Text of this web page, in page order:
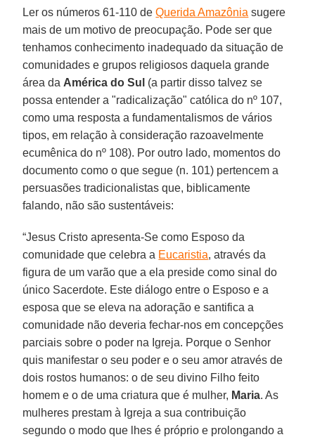
Ler os números 61-110 deQuerida Amazônia sugere
mais de um motivo de preocupação. Pode ser que
tenhamos conhecimento inadequado da situação de
comunidades e grupos religiosos daquela grande
área da América do Sul (a partir disso talvez se
possa entender a "radicalização" católica do nº 107,
como uma resposta a fundamentalismos de vários
tipos, em relação à consideração razoavelmente
ecumênica do nº 108). Por outro lado, momentos do
documento como o que segue (n. 101) pertencem a
persuasões tradicionalistas que, biblicamente
falando, não são sustentáveis:
“Jesus Cristo apresenta-Se como Esposo da
comunidade que celebra a Eucaristia, através da
figura de um varão que a ela preside como sinal do
único Sacerdote. Este diálogo entre o Esposo e a
esposa que se eleva na adoração e santifica a
comunidade não deveria fechar-nos em concepções
parciais sobre o poder na Igreja. Porque o Senhor
quis manifestar o seu poder e o seu amor através de
dois rostos humanos: o de seu divino Filho feito
homem e o de uma criatura que é mulher, Maria. As
mulheres prestam à Igreja a sua contribuição
segundo o modo que lhes é próprio e prolongando a